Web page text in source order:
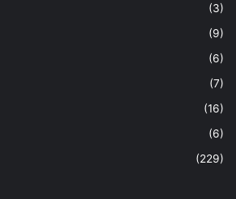
(3)
(9)
(6)
(7)
(16)
(6)
(229)